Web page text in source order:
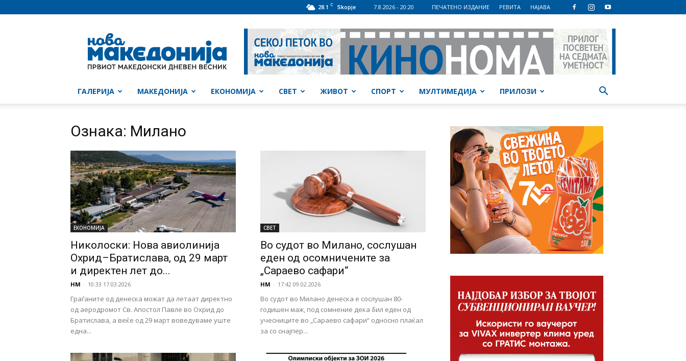
28.1 C Skopje 7.8.2026 - 20:20 ПЕЧАТЕНО ИЗДАНИЕ РЕВИТА НАЈАВА
Македонија
ГАЛЕРИЈА МАКЕДОНИЈА ЕКОНОМИЈА СВЕТ ЖИВОТ СПОРТ МУЛТИМЕДИЈА ПРИЛОЗИ
Ознака: Милано
ЕКОНОМИЈА
Николоски: Нова авиолинија
Охрид–Братислава, од 29 март
и директен лет до...
НМ - 10:33 17.03.2026
Граѓаните од денеска можат да летаат директно
од аеродромот Св. Апостол Павле во Охрид до
Братислава, а веќе од 29 март воведуваме уште
една...
СВЕТ
Во судот во Милано, сослушан
еден од осомничените за
„Сараево сафари“
НМ - 17:42 09.02.2026
Во судот во Милано денеска е сослушан 80-
годишен маж, под сомнение дека бил еден од
учесниците во „Сараево сафари“ односно плаќал
за со снајпер...